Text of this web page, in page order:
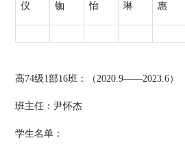
仪
铷
怡
琳
惠
高74级1部16班：（2020.9——2023.6）
班主任：尹怀杰
学生名单：